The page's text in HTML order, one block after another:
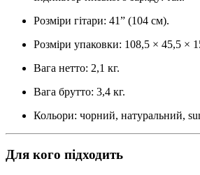
Розміри гітари: 41” (104 см).
Розміри упаковки: 108,5 × 45,5 ×
Вага нетто: 2,1 кг.
Вага брутто: 3,4 кг.
Кольори: чорний, натуральний,
Для кого підходить